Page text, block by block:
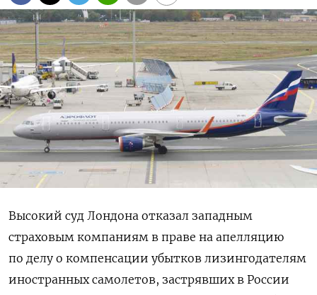
Высокий суд Лондона отказал западным
страховым компаниям в праве на апелляцию
по делу о компенсации убытков лизингодателям
иностранных самолетов, застрявших в России